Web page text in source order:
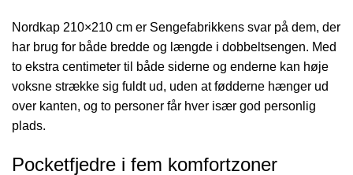
Nordkap 210×210 cm er Sengefabrikkens svar på dem, der
har brug for både bredde og længde i dobbeltsengen. Med
to ekstra centimeter til både siderne og enderne kan høje
voksne strække sig fuldt ud, uden at fødderne hænger ud
over kanten, og to personer får hver især god personlig
plads.
Pocketfjedre i fem komfortzoner